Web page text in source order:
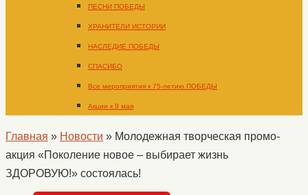
ПЕСНИ ПОБЕДЫ
ХРАНИТЕЛИ ИСТОРИИ
НАСЛЕДИЕ ПОБЕДЫ
СПАСИБО
Все мероприятия к 75-летию ПОБЕДЫ
Акции к 9 мая
Главная » Новости » Молодежная творческая промо-
акция «Поколение новое – выбирает жизнь
ЗДОРОВУЮ!» состоялась!